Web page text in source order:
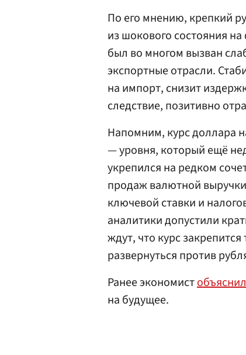
По его мнению, крепкий
из шокового состояния
был во многом вызван
экспортные отрасли.
на импорт, снизит
следствие, позитивно
Напомним, курс доллара
— уровня, который ещё
укрепился на редком
продаж валютной
ключевой ставки и
аналитики допустили
ждут, что курс
развернуться против
Ранее экономист
на будущее.